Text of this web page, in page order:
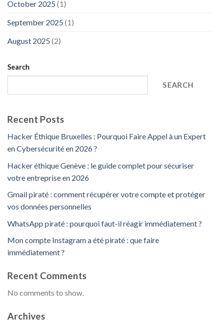
October 2025 (1)
September 2025 (1)
August 2025 (2)
Search
SEARCH
Recent Posts
Hacker Éthique Bruxelles : Pourquoi Faire Appel à un Expert
en Cybersécurité en 2026 ?
Hacker éthique Genève : le guide complet pour sécuriser
votre entreprise en 2026
Gmail piraté : comment récupérer votre compte et protéger
vos données personnelles
WhatsApp piraté : pourquoi faut-il réagir immédiatement ?
Mon compte Instagram a été piraté : que faire
immédiatement ?
Recent Comments
No comments to show.
Archives